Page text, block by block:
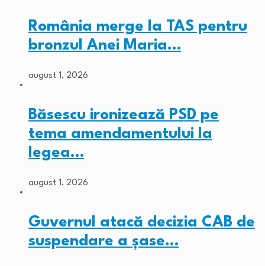
România merge la TAS pentru
bronzul Anei Maria…
august 1, 2026
Băsescu ironizează PSD pe
tema amendamentului la
legea…
august 1, 2026
Guvernul atacă decizia CAB de
suspendare a șase…